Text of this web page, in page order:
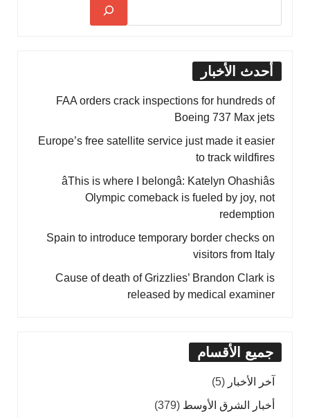
أحدث الأخبار
FAA orders crack inspections for hundreds of
Boeing 737 Max jets
Europe’s free satellite service just made it easier
to track wildfires
âThis is where I belongâ: Katelyn Ohashiâs
Olympic comeback is fueled by joy, not
redemption
Spain to introduce temporary border checks on
visitors from Italy
Cause of death of Grizzlies’ Brandon Clark is
released by medical examiner
جميع الأقسام
آخر الأخبار (5)
أخبار الشرق الأوسط (379)